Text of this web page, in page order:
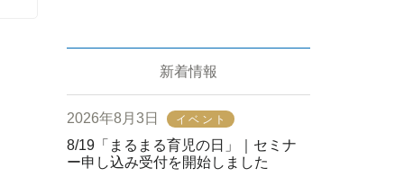
新着情報
2026年8月3日 イベント
8/19「まるまる育児の日」｜セミナ
ー申し込み受付を開始しました